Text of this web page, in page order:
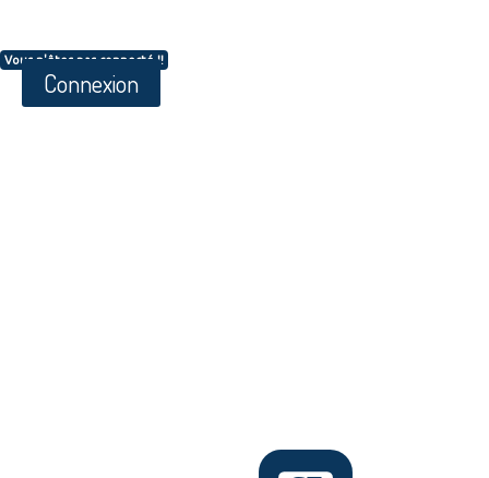
Vous n'êtes pas connecté !!
Connexion